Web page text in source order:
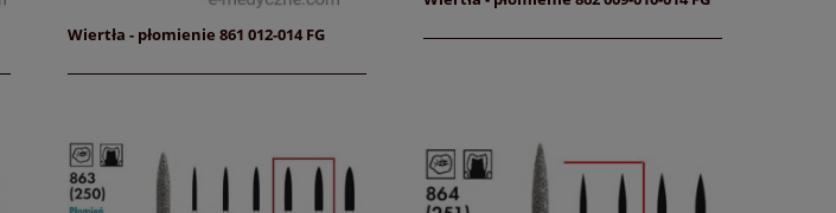
Wiertła - płomienie 861 012-014 FG